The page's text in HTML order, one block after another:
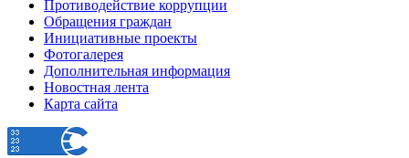
Противодействие коррупции
Обращения граждан
Инициативные проекты
Фотогалерея
Дополнительная информация
Новостная лента
Карта сайта